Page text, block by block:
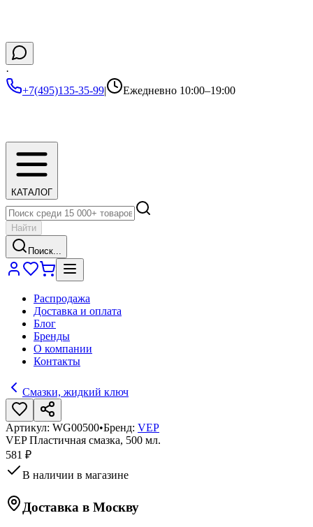
·
+7(495)135-35-99| Ежедневно 10:00–19:00
КАТАЛОГ
Найти
Поиск...
Распродажа
Доставка и оплата
Блог
Бренды
О компании
Контакты
Смазки, жидкий ключ
Артикул: WG00500•Бренд: VEP
VEP Пластичная смазка, 500 мл.
581 ₽
В наличии в магазине
Доставка в Москву